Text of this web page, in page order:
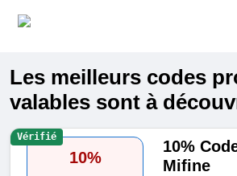
Les meilleurs codes
valables sont à
10%
10%
Mifine
Vérifié